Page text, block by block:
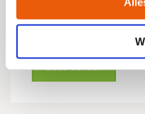
cursussen. De inhoud
over.
Lees verder